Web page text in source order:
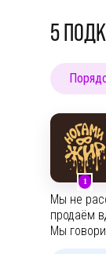
5
1
Мы не
продаём
Мы